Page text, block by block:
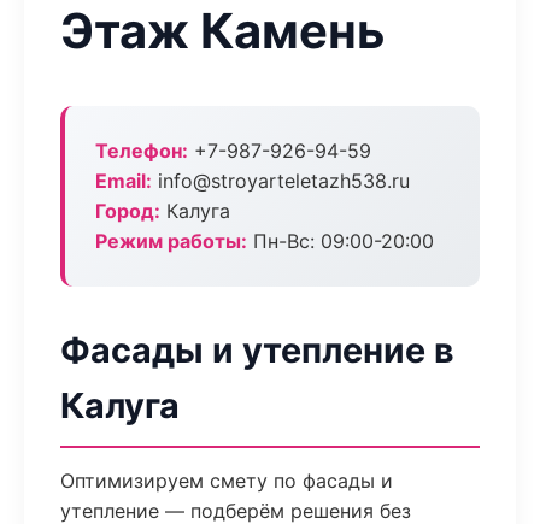
Этаж Камень
Телефон: +7-987-926-94-59
Email: info@stroyarteletazh538.ru
Город: Калуга
Режим работы: Пн-Вс: 09:00-20:00
Фасады и утепление в
Калуга
Оптимизируем смету по фасады и
утепление — подберём решения без